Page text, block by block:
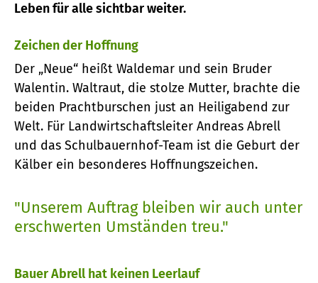
Leben für alle sichtbar weiter.
Zeichen der Hoffnung
Der „Neue“ heißt Waldemar und sein Bruder
Walentin. Waltraut, die stolze Mutter, brachte die
beiden Prachtburschen just an Heiligabend zur
Welt. Für Landwirtschaftsleiter Andreas Abrell
und das Schulbauernhof-Team ist die Geburt der
Kälber ein besonderes Hoffnungszeichen.
"Unserem Auftrag bleiben wir auch unter
erschwerten Umständen treu."
Bauer Abrell hat keinen Leerlauf